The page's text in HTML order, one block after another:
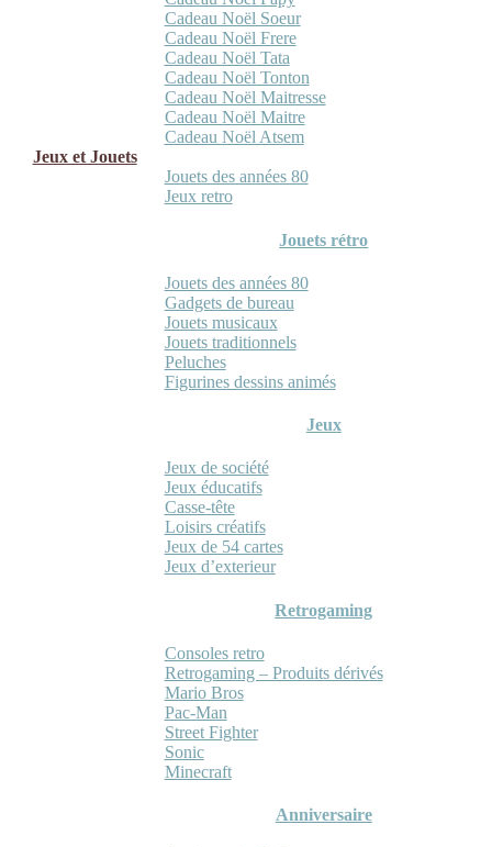
Cadeau Noël Soeur
Cadeau Noël Frere
Cadeau Noël Tata
Cadeau Noël Tonton
Cadeau Noël Maitresse
Cadeau Noël Maitre
Cadeau Noël Atsem
Jeux et Jouets
Jouets des années 80
Jeux retro
Jouets rétro
Jouets des années 80
Gadgets de bureau
Jouets musicaux
Jouets traditionnels
Peluches
Figurines dessins animés
Jeux
Jeux de société
Jeux éducatifs
Casse-tête
Loisirs créatifs
Jeux de 54 cartes
Jeux d’exterieur
Retrogaming
Consoles retro
Retrogaming – Produits dérivés
Mario Bros
Pac-Man
Street Fighter
Sonic
Minecraft
Anniversaire